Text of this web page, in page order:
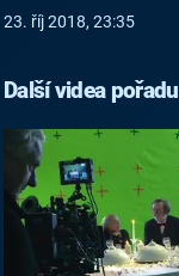
23. říj 2018, 23:35
Další videa pořadu